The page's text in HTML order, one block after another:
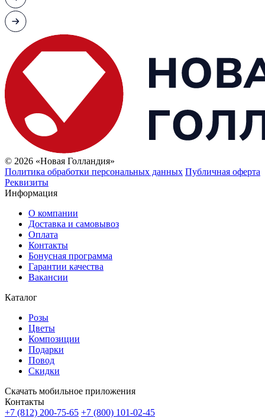
© 2026 «Новая Голландия»
Политика обработки персональных данных Публичная оферта
Реквизиты
Информация
О компании
Доставка и самовывоз
Оплата
Контакты
Бонусная программа
Гарантии качества
Вакансии
Каталог
Розы
Цветы
Композиции
Подарки
Повод
Скидки
Скачать мобильное приложения
Контакты
+7 (812) 200-75-65 +7 (800) 101-02-45